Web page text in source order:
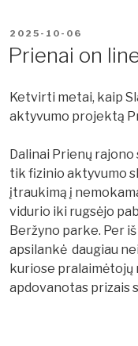
PASKELBTA
2025-10-06
Prienai on
Ketvirti metai, kaip
aktyvumo projektą
Dalinai Prienų
tik fizinio aktyvumo
įtraukimą į
vidurio iki rugsėjo
Beržyno parke. Per
apsilankė daugiau
kuriose pralaimėtojų
apdovanotas prizais